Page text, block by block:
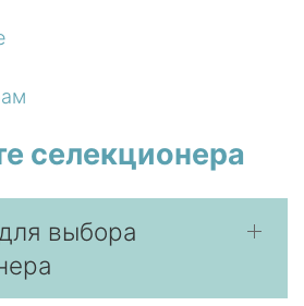
селекционера
выбора